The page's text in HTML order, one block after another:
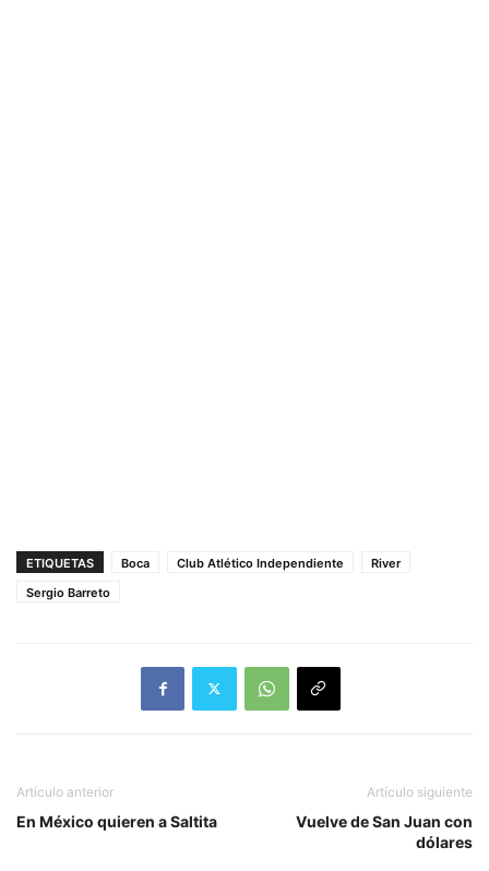
ETIQUETAS Boca Club Atlético Independiente
River
Sergio Barreto
Artículo anterior
En México quieren a Saltita
Artículo siguiente
Vuelve de San Juan con
dólares